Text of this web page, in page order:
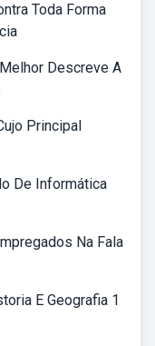
Toda Forma
Descreve A
Principal
De Informática
Na Fala
E Geografia 1